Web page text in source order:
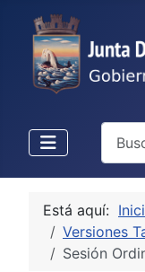
Está aquí:
Versiones
Sesión